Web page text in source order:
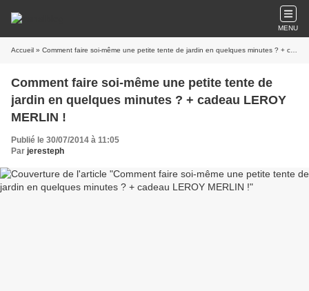
MENU
Accueil » Comment faire soi-même une petite tente de jardin en quelques minutes ? + cadeau LEROY MERLIN !
Comment faire soi-même une petite tente de
jardin en quelques minutes ? + cadeau LEROY
MERLIN !
Publié le 30/07/2014 à 11:05
Par jeresteph